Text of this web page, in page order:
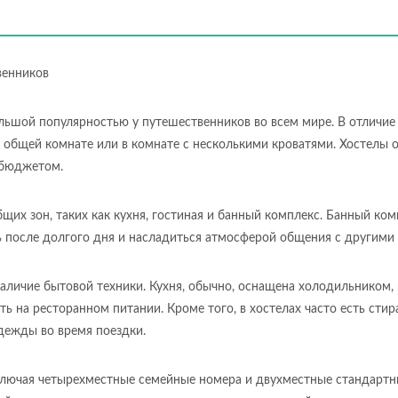
популярностью у путешественников во всем мире. В
комнате или в комнате с несколькими кроватями. Хостелы
зон, таких как кухня, гостиная и банный комплекс. Банный
после долгого дня и насладиться атмосферой общения с другими
бытовой техники. Кухня, обычно, оснащена
на ресторанном питании. Кроме того, в хостелах часто есть
во время поездки.
четырехместные семейные номера и двухместные